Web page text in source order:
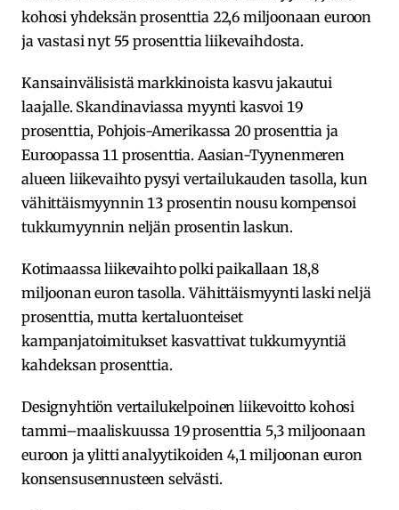
kohosi yhdeksän prosenttia 22,6 miljoonaan euroon
ja vastasi nyt 55 prosenttia liikevaihdosta.
Kansainvälisistä markkinoista kasvu jakautui
laajalle. Skandinaviassa myynti kasvoi 19
prosenttia, Pohjois-Amerikassa 20 prosenttia ja
Euroopassa 11 prosenttia. Aasian-Tyynenmeren
alueen liikevaihto pysyi vertailukauden tasolla, kun
vähittäismyynnin 13 prosentin nousu kompensoi
tukkumyynnin neljän prosentin laskun.
Kotimaassa liikevaihto polki paikallaan 18,8
miljoonan euron tasolla. Vähittäismyynti laski neljä
prosenttia, mutta kertaluonteiset
kampanjatoimitukset kasvattivat tukkumyyntiä
kahdeksan prosenttia.
Designyhtiön vertailukelpoinen liikevoitto kohosi
tammi–maaliskuussa 19 prosenttia 5,3 miljoonaan
euroon ja ylitti analyytikoiden 4,1 miljoonan euron
konsensusennusteen selvästi.